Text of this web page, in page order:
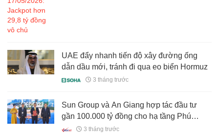
UAE đẩy nhanh tiến độ xây đường ống
dẫn dầu mới, tránh đi qua eo biển Hormuz
3 tháng trước
Sun Group và An Giang hợp tác đầu tư
gần 100.000 tỷ đồng cho hạ tầng Phú
Quốc 3 tháng trước